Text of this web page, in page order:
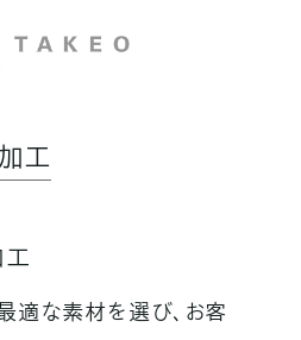
工
工
適な素材を選び、お客